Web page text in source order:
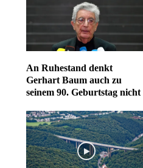
An Ruhestand denkt
Gerhart Baum auch zu
seinem 90. Geburtstag nicht